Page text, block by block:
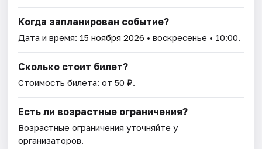
Когда запланирован событие?
Дата и время: 15 ноября 2026 • воскресенье • 10:00.
Сколько стоит билет?
Стоимость билета: от 50 ₽.
Есть ли возрастные ограничения?
Возрастные ограничения уточняйте у
организаторов.